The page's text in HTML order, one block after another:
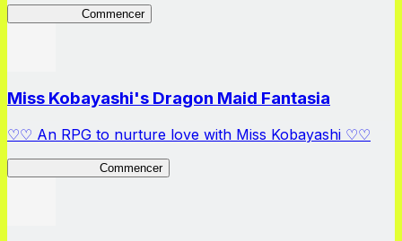
Commencer
Miss Kobayashi's Dragon Maid Fantasia
♡♡ An RPG to nurture love with Miss Kobayashi ♡♡
Commencer